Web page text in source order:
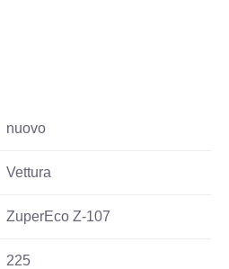
nuovo
Vettura
ZuperEco Z-107
225